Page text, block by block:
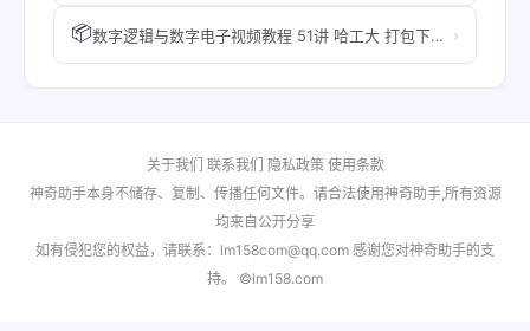
📦 数字逻辑与数字电子视频教程 51讲 哈工大 打包下载 Q896730850提供.rar ›
关于我们 联系我们 隐私政策 使用条款
神奇助手本身不储存、复制、传播任何文件。请合法使用神奇助手,所有资源
均来自公开分享
如有侵犯您的权益，请联系：lm158com@qq.com 感谢您对神奇助手的支
持。 ©lm158.com